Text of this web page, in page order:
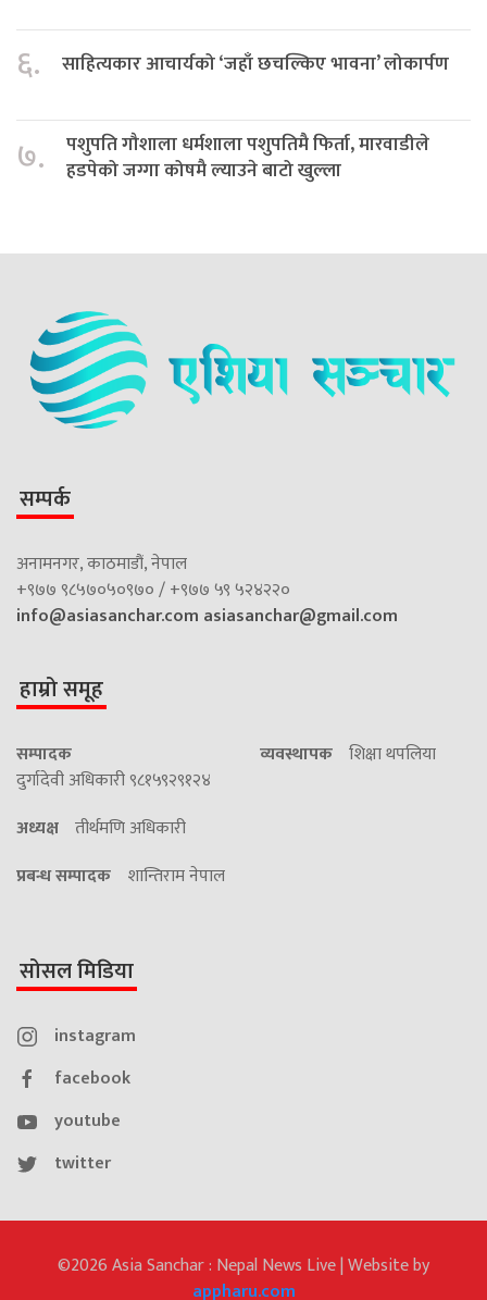
६. साहित्यकार आचार्यको ‘जहाँ छचल्किए भावना’ लोकार्पण
७.
पशुपति गौशाला धर्मशाला पशुपतिमै फिर्ता, मारवाडीले
हडपेको जग्गा कोषमै ल्याउने बाटो खुल्ला
सम्पर्क
अनामनगर, काठमाडौं, नेपाल
+९७७ ९८५७०५०९७० / +९७७ ५९ ५२४२२०
info@asiasanchar.com asiasanchar@gmail.com
हाम्रो समूह
सम्पादक
दुर्गादेवी अधिकारी ९८१५९२९१२४
व्यवस्थापक शिक्षा थपलिया
अध्यक्ष तीर्थमणि अधिकारी
प्रबन्ध सम्पादक शान्तिराम नेपाल
सोसल मिडिया
instagram
facebook
youtube
twitter
©2026 Asia Sanchar : Nepal News Live | Website by
appharu.com